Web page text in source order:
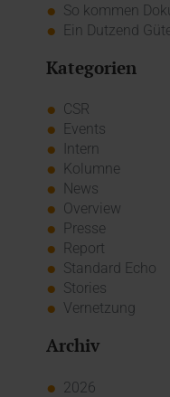
So kommen
Ein Dutzend
Kategorien
CSR
Events
Intern
Kolumne
News
Overview
Presse
Report
Standard Echo
Stories
Vernetzung
Archiv
2026